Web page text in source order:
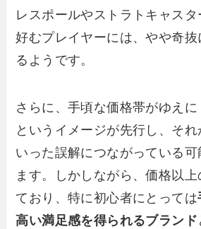
レスポールやストラトキャスタ
好むプレイヤーには、やや奇
るようです。
さらに、手頃な価格帯がゆえに
というイメージが先行し、それ
いった誤解につながっている
ます。しかしながら、価格以上
ており、特に初心者にとっては
高い満足感を得られるブランド